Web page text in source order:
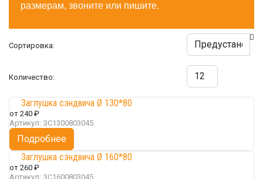
размерам, звоните или пишите.
Сортировка:
Количество:
Заглушка сэндвича Ø 130*80
от 240 ₽
Артикул: ЗС1300803045
Подробнее
Заглушка сэндвича Ø 160*80
от 260 ₽
Артикул: ЗС1600803045